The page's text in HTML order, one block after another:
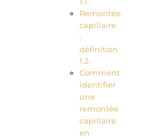
Remontée
capillaire
:
définition
Comment
identifier
une
remontée
capillaire
en